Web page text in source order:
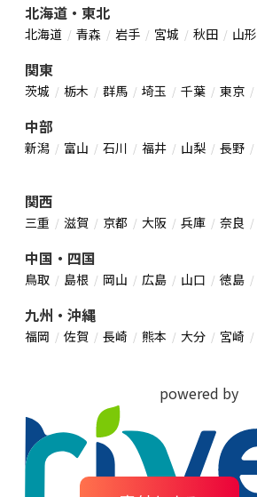
北海道・東北
北海道 青森 岩手 宮城 秋田 山形
関東
茨城 栃木 群馬 埼玉 千葉 東京
中部
新潟 富山 石川 福井 山梨 長野
関西
三重 滋賀 京都 大阪 兵庫 奈良
中国・四国
鳥取 島根 岡山 広島 山口 徳島
九州・沖縄
福岡 佐賀 長崎 熊本 大分 宮崎
powered by